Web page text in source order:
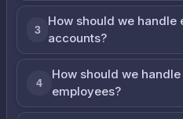
3
How should we handle
accounts?
4
How should we
employees?